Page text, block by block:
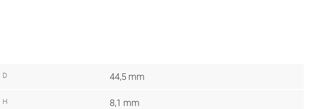
D 44,5 mm
H 8,1 mm